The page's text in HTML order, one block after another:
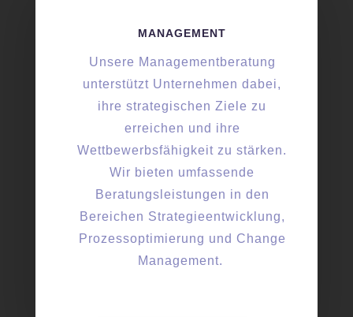
MANAGEMENT
Unsere Managementberatung
unterstützt Unternehmen dabei,
ihre strategischen Ziele zu
erreichen und ihre
Wettbewerbsfähigkeit zu stärken.
Wir bieten umfassende
Beratungsleistungen in den
Bereichen Strategieentwicklung,
Prozessoptimierung und Change
Management.